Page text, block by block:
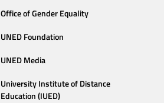
Office of Gender Equality
UNED Foundation
UNED Media
University Institute of Distance
Education (IUED)